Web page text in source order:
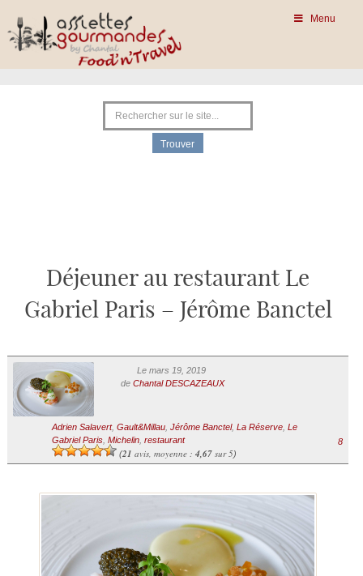
Menu
Déjeuner au restaurant Le
Gabriel Paris – Jérôme Banctel
Le mars 19, 2019
de Chantal DESCAZEAUX
Adrien Salavert, Gault&Millau, Jérôme Banctel, La Réserve, Le
Gabriel Paris, Michelin, restaurant
(21 avis, moyenne : 4,67sur 5)
8